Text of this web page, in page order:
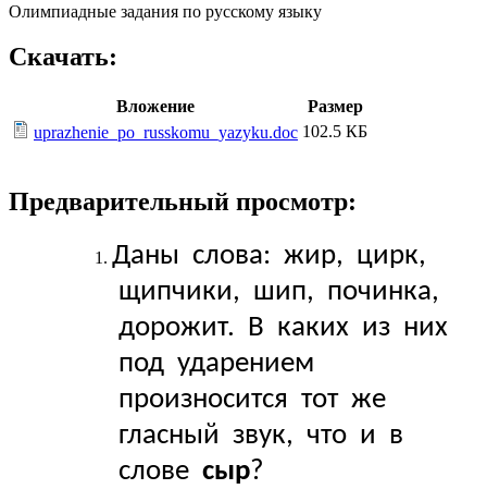
Олимпиадные задания по русскому языку
Скачать:
Вложение
Размер
uprazhenie_po_russkomu_yazyku.doc 102.5 КБ
Предварительный просмотр:
Даны слова: жир, цирк,
щипчики, шип, починка,
дорожит. В каких из них
под ударением
произносится тот же
гласный звук, что и в
слове сыр?